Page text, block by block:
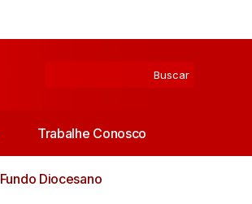
Trabalhe Conosco
Fundo Diocesano